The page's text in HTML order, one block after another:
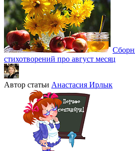
стихотворений про август месяц
Автор статьи Анастасия Ирлык